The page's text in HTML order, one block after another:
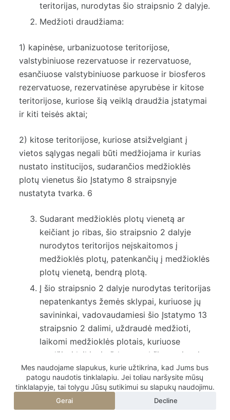
Mes naudojame slapukus, kurie užtikrina, kad Jums bus
patogu naudotis tinklalapiu. Jei toliau naršysite mūsų
tinklalapyje, tai tolygu Jūsų sutikimui su slapukų naudojimu.
Gerai Decline
teritorijas, nurodytas šio straipsnio 2 dalyje.
Medžioti draudžiama:
1) kapinėse, urbanizuotose teritorijose,
valstybiniuose rezervatuose ir rezervatuose,
esančiuose valstybiniuose parkuose ir biosferos
rezervatuose, rezervatinėse apyrubėse ir kitose
teritorijose, kuriose šią veiklą draudžia įstatymai
ir kiti teisės aktai;
2) kitose teritorijose, kuriose atsižvelgiant į
vietos sąlygas negali būti medžiojama ir kurias
nustato institucijos, sudarančios medžioklės
plotų vienetus šio Įstatymo 8 straipsnyje
nustatyta tvarka. 6
Sudarant medžioklės plotų vienetą ar
keičiant jo ribas, šio straipsnio 2 dalyje
nurodytos teritorijos neįskaitomos į
medžioklės plotų, patenkančių į medžioklės
plotų vienetą, bendrą plotą.
Į šio straipsnio 2 dalyje nurodytas teritorijas
nepatenkantys žemės sklypai, kuriuose jų
savininkai, vadovaudamiesi šio Įstatymo 13
straipsnio 2 dalimi, uždraudė medžioti,
laikomi medžioklės plotais, kuriuose
medžioti laikinai uždrausta. Į šio straipsnio
2 dalyje nurodytas teritorijas nepatenkantys
žemės sklypai, kurių savininkai šio Įstatymo
13 straipsnio 2 dalyje nustatyta tvarka
pateikė sprendimą nustatyti papildomas